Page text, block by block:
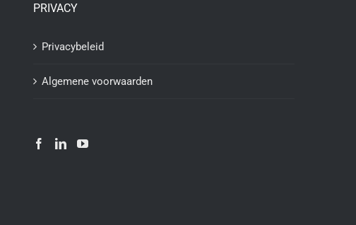
PRIVACY
Privacybeleid
Algemene voorwaarden